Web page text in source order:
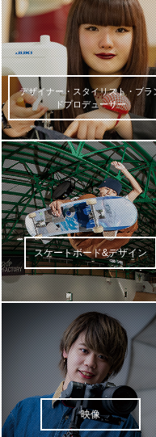
デザイナー・スタイリスト・ブラ
ドプロデューサー
スケートボード&デザイン
映像